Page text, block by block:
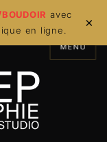
avec
en ligne.
×
MENU